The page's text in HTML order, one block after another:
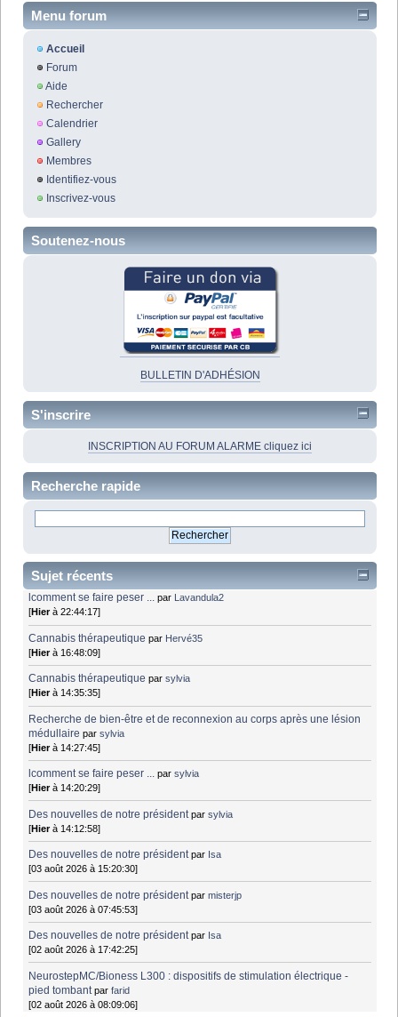
Menu forum
Accueil
Forum
Aide
Rechercher
Calendrier
Gallery
Membres
Identifiez-vous
Inscrivez-vous
Soutenez-nous
BULLETIN D'ADHÉSION
S'inscrire
INSCRIPTION AU FORUM ALARME cliquez ici
Recherche rapide
Sujet récents
lcomment se faire peser ... par
Lavandula2
[Hierà 22:44:17]
Cannabis thérapeutique par Hervé35
[Hierà 16:48:09]
Cannabis thérapeutique parsylvia
[Hierà 14:35:35]
Recherche de bien-être et de reconnexion au corps après une lésion
médullaire parsylvia
[Hierà 14:27:45]
lcomment se faire peser ... parsylvia
[Hierà 14:20:29]
Des nouvelles de notre président parsylvia
[Hierà 14:12:58]
Des nouvelles de notre président par Isa
[03 août 2026 à 15:20:30]
Des nouvelles de notre président parmisterjp
[03 août 2026 à 07:45:53]
Des nouvelles de notre président par Isa
[02 août 2026 à 17:42:25]
NeurostepMC/Bioness L300 : dispositifs de stimulation électrique -
pied tombant parfarid
[02 août 2026 à 08:09:06]